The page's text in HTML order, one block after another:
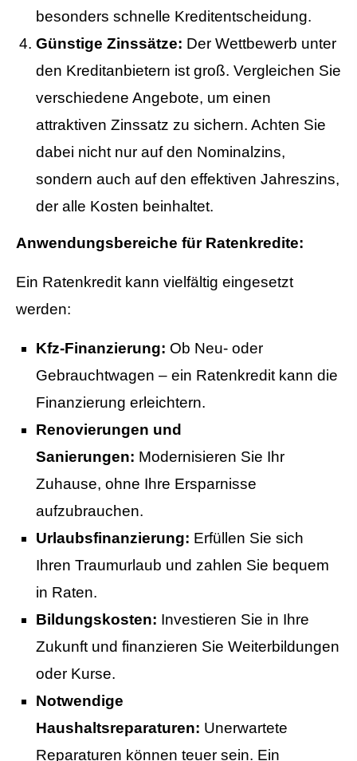
besonders schnelle Kreditentscheidung.
Günstige Zinssätze: Der Wettbewerb unter
den Kreditanbietern ist groß. Vergleichen Sie
verschiedene Angebote, um einen
attraktiven Zinssatz zu sichern. Achten Sie
dabei nicht nur auf den Nominalzins,
sondern auch auf den effektiven Jahreszins,
der alle Kosten beinhaltet.
Anwendungsbereiche für Ratenkredite:
Ein Ratenkredit kann vielfältig eingesetzt
werden:
Kfz-Finanzierung: Ob Neu- oder
Gebrauchtwagen – ein Ratenkredit kann die
Finanzierung erleichtern.
Renovierungen und
Sanierungen: Modernisieren Sie Ihr
Zuhause, ohne Ihre Ersparnisse
aufzubrauchen.
Urlaubsfinanzierung: Erfüllen Sie sich
Ihren Traumurlaub und zahlen Sie bequem
in Raten.
Bildungskosten: Investieren Sie in Ihre
Zukunft und finanzieren Sie Weiterbildungen
oder Kurse.
Notwendige
Haushaltsreparaturen: Unerwartete
Reparaturen können teuer sein. Ein